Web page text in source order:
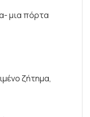
μια πόρτα
ζήτημα,